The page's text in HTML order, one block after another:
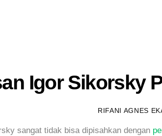
Igor Sikorsky
RIFANI AGNES
sangat tidak bisa dipisahkan dengan